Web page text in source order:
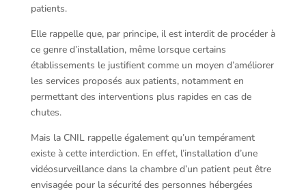
patients.
Elle rappelle que, par principe, il est interdit de procéder à
ce genre d’installation, même lorsque certains
établissements le justifient comme un moyen d’améliorer
les services proposés aux patients, notamment en
permettant des interventions plus rapides en cas de
chutes.
Mais la CNIL rappelle également qu’un tempérament
existe à cette interdiction. En effet, l’installation d’une
vidéosurveillance dans la chambre d’un patient peut être
envisagée pour la sécurité des personnes hébergées